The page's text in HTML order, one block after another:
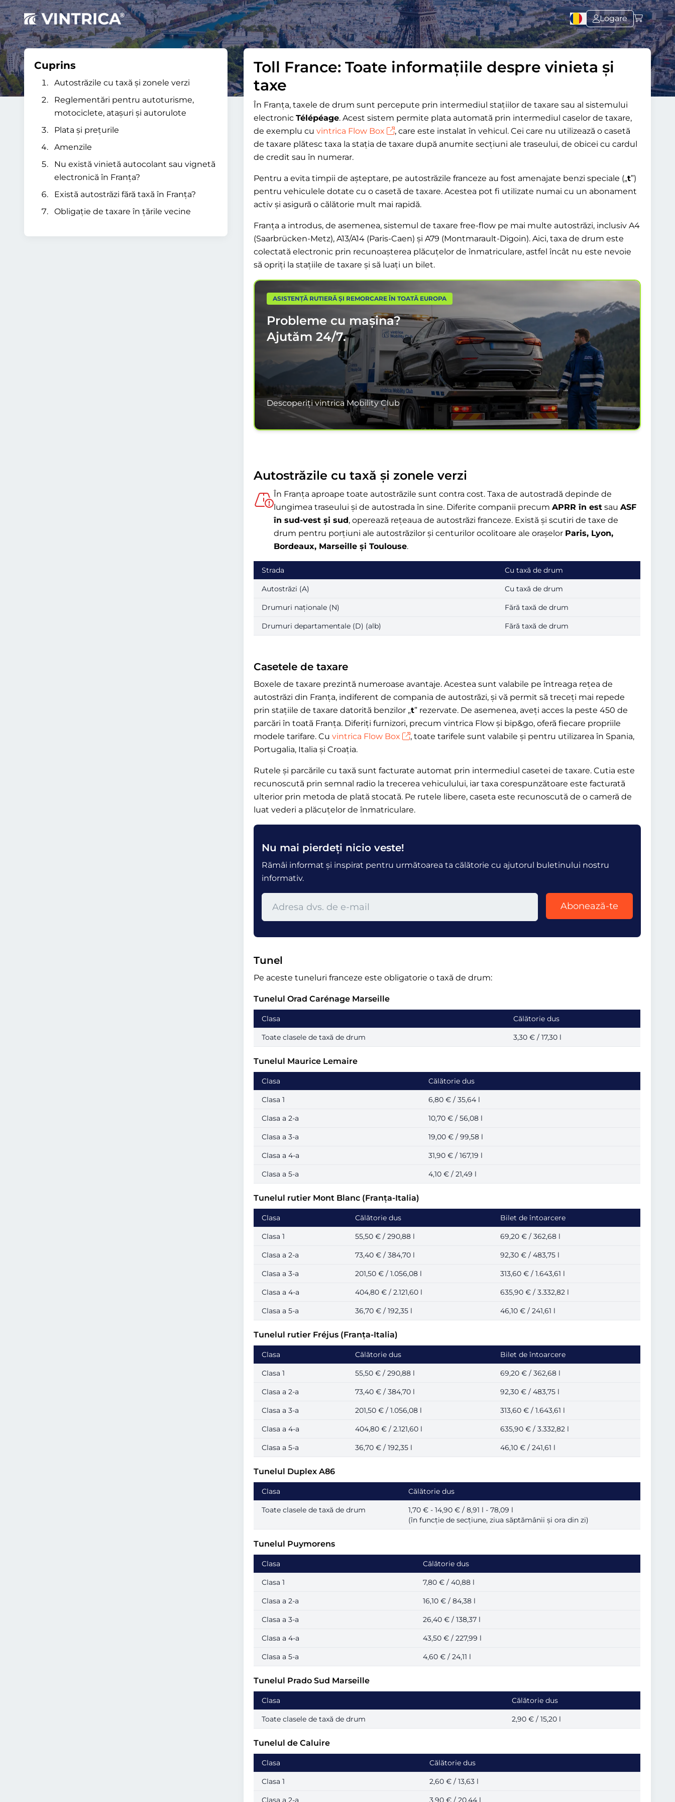
Logare
Cuprins
Autostrăzile cu taxă și zonele verzi
Reglementări pentru autoturisme,
motociclete, atașuri și autorulote
Plata și prețurile
Amenzile
Nu există vinietă autocolant sau vignetă
electronică în Franța?
Există autostrăzi fără taxă în Franța?
Obligație de taxare în țările vecine
Toll France: Toate informațiile despre vinieta și
taxe
În Franța, taxele de drum sunt percepute prin intermediul stațiilor de taxare sau al sistemului
electronicTélépéage. Acest sistem permite plata automată prin intermediul caselor de taxare,
de exemplu cuvintrica Flow Box
, care este instalat în vehicul. Cei care nu utilizează o casetă
de taxare plătesc taxa la stația de taxare după anumite secțiuni ale traseului, de obicei cu cardul
de credit sau în numerar.
Pentru a evita timpii de așteptare, pe autostrăzile franceze au fost amenajate benzi speciale („t”)
pentru vehiculele dotate cu o casetă de taxare. Acestea pot fi utilizate numai cu un abonament
activ și asigură o călătorie mult mai rapidă.
Franța a introdus, de asemenea, sistemul de taxare free-flow pe mai multe autostrăzi, inclusiv A4
(Saarbrücken-Metz), A13/A14 (Paris-Caen) și A79 (Montmarault-Digoin). Aici, taxa de drum este
colectată electronic prin recunoașterea plăcuțelor de înmatriculare, astfel încât nu este nevoie
să opriți la stațiile de taxare și să luați un bilet.
ASISTENȚĂ RUTIERĂ ȘI REMORCARE ÎN TOATĂ EUROPA
Probleme cu mașina?
Ajutăm24/7.
Descoperiți vintrica Mobility Club
Autostrăzile cu taxă și zonele verzi
În Franța aproape toate autostrăzile sunt contra cost. Taxa de autostradă depinde de
lungimea traseului și de autostrada în sine. Diferite companii precumAPRR în est sauASF
în sud-vest și sud, operează rețeaua de autostrăzi franceze. Există și scutiri de taxe de
drum pentru porțiuni ale autostrăzilor și centurilor ocolitoare ale orașelor Paris, Lyon,
Bordeaux, Marseille și Toulouse.
Strada Cu taxă de drum
Autostrăzi (A) Cu taxă de drum
Drumuri naționale (N) Fără taxă de drum
Drumuri departamentale (D) (alb) Fără taxă de drum
Casetele de taxare
Boxele de taxare prezintă numeroase avantaje. Acestea sunt valabile pe întreaga rețea de
autostrăzi din Franța, indiferent de compania de autostrăzi, și vă permit să treceți mai repede
prin stațiile de taxare datorită benzilor „t” rezervate. De asemenea, aveți acces la peste 450 de
parcări în toată Franța. Diferiți furnizori, precum vintrica Flow și bip&go, oferă fiecare propriile
modele tarifare. Cuvintrica Flow Box
, toate tarifele sunt valabile și pentru utilizarea în Spania,
Portugalia, Italia și Croația.
Rutele și parcările cu taxă sunt facturate automat prin intermediul casetei de taxare. Cutia este
recunoscută prin semnal radio la trecerea vehiculului, iar taxa corespunzătoare este facturată
ulterior prin metoda de plată stocată. Pe rutele libere, caseta este recunoscută de o cameră de
luat vederi a plăcuțelor de înmatriculare.
Nu mai pierdeți nicio veste!
Rămâi informat și inspirat pentru următoarea ta călătorie cu ajutorul buletinului nostru
informativ.
Abonează-te
Tunel
Pe aceste tuneluri franceze este obligatorie o taxă de drum:
Tunelul Orad Carénage Marseille
Clasa Călătorie dus
Toate clasele de taxă de drum 3,30 € / 17,30 l
Tunelul Maurice Lemaire
Clasa Călătorie dus
Clasa 1 6,80 € / 35,64 l
Clasa a 2-a 10,70 € / 56,08 l
Clasa a 3-a 19,00 € / 99,58 l
Clasa a 4-a 31,90 € / 167,19 l
Clasa a 5-a 4,10 € / 21,49 l
Tunelul rutier Mont Blanc (Franța-Italia)
Clasa Călătorie dus Bilet de întoarcere
Clasa 1 55,50 € / 290,88 l 69,20 € / 362,68 l
Clasa a 2-a 73,40 € / 384,70 l 92,30 € / 483,75 l
Clasa a 3-a 201,50 € / 1.056,08 l 313,60 € / 1.643,61 l
Clasa a 4-a 404,80 € / 2.121,60 l 635,90 € / 3.332,82 l
Clasa a 5-a 36,70 € / 192,35 l 46,10 € / 241,61 l
Tunelul rutier Fréjus (Franța-Italia)
Clasa Călătorie dus Bilet de întoarcere
Clasa 1 55,50 € / 290,88 l 69,20 € / 362,68 l
Clasa a 2-a 73,40 € / 384,70 l 92,30 € / 483,75 l
Clasa a 3-a 201,50 € / 1.056,08 l 313,60 € / 1.643,61 l
Clasa a 4-a 404,80 € / 2.121,60 l 635,90 € / 3.332,82 l
Clasa a 5-a 36,70 € / 192,35 l 46,10 € / 241,61 l
Tunelul Duplex A86
Clasa Călătorie dus
Toate clasele de taxă de drum
1,70 € - 14,90 € / 8,91 l - 78,09 l
(în funcție de secțiune, ziua săptămânii și ora din zi)
Tunelul Puymorens
Clasa Călătorie dus
Clasa 1 7,80 € / 40,88 l
Clasa a 2-a 16,10 € / 84,38 l
Clasa a 3-a 26,40 € / 138,37 l
Clasa a 4-a 43,50 € / 227,99 l
Clasa a 5-a 4,60 € / 24,11 l
Tunelul Prado Sud Marseille
Clasa Călătorie dus
Toate clasele de taxă de drum 2,90 € / 15,20 l
Tunelul de Caluire
Clasa Călătorie dus
Clasa 1 2,60 € / 13,63 l
Clasa a 2-a 3,90 € / 20,44 l